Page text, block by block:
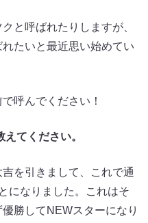
と呼ばれたりしますが、
たいと最近思い始めてい
呼んでください！
てください。
を引きまして、これで通
になりました。これはそ
勝してNEWスターになり